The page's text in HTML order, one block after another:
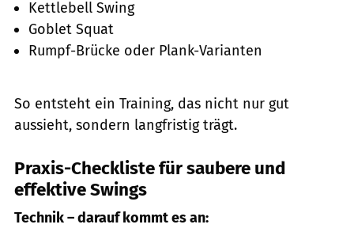
Kettlebell Swing
Goblet Squat
Rumpf-Brücke oder Plank-Varianten
So entsteht ein Training, das nicht nur gut
aussieht, sondern langfristig trägt.
Praxis-Checkliste für saubere und
effektive Swings
Technik – darauf kommt es an: